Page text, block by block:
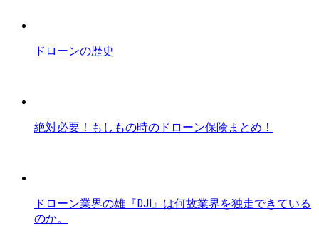
ドローンの歴史
絶対必要！もしもの時のドローン保険まとめ！
ドローン業界の雄『DJI』は何故業界を独走できている
のか。